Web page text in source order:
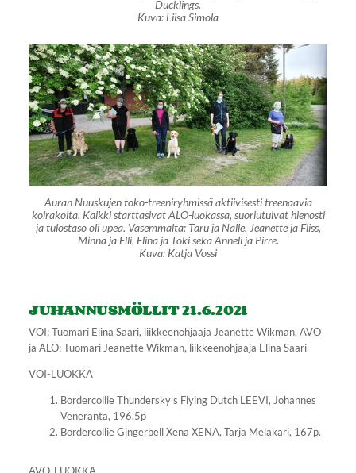
Ducklings.
Kuva: Liisa Simola
Auran Nuuskujen toko-treeniryhmissä aktiivisesti treenaavia
koirakoita. Kaikki starttasivat ALO-luokassa, suoriutuivat hienosti
ja tulostaso oli upea. Vasemmalta: Taru ja Nalle, Jeanette ja Fliss,
Minna ja Elli, Elina ja Toki sekä Anneli ja Pirre.
Kuva: Katja Vossi
JUHANNUSMÖLLIT 21.6.2021
VOI: Tuomari Elina Saari, liikkeenohjaaja Jeanette Wikman, AVO
ja ALO: Tuomari Jeanette Wikman, liikkeenohjaaja Elina Saari
VOI-LUOKKA
Bordercollie Thundersky's Flying Dutch LEEVI, Johannes
Veneranta, 196,5p
Bordercollie Gingerbell Xena XENA, Tarja Melakari, 167p.